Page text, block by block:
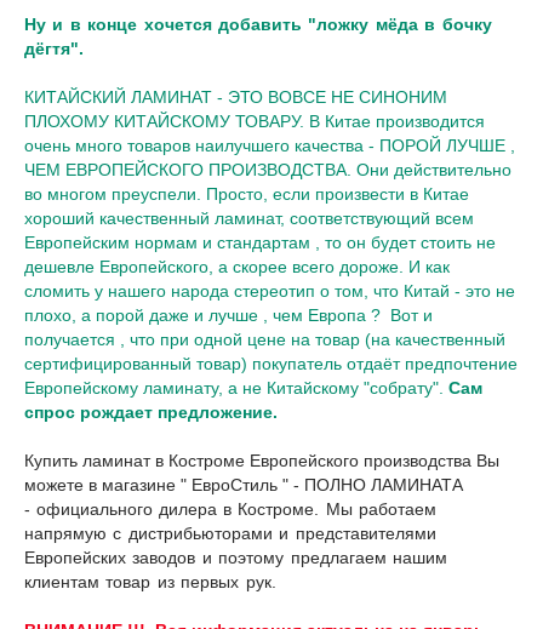
Ну и в конце хочется добавить "ложку мёда в бочку
дёгтя".
КИТАЙСКИЙ ЛАМИНАТ - ЭТО ВОВСЕ НЕ СИНОНИМ
ПЛОХОМУ КИТАЙСКОМУ ТОВАРУ. В Китае производится
очень много товаров наилучшего качества - ПОРОЙ ЛУЧШЕ ,
ЧЕМ ЕВРОПЕЙСКОГО ПРОИЗВОДСТВА. Они действительно
во многом преуспели. Просто, если произвести в Китае
хороший качественный ламинат, соответствующий всем
Европейским нормам и стандартам , то он будет стоить не
дешевле Европейского, а скорее всего дороже. И как
сломить у нашего народа стереотип о том, что Китай - это не
плохо, а порой даже и лучше , чем Европа ? Вот и
получается , что при одной цене на товар (на качественный
сертифицированный товар) покупатель отдаёт предпочтение
Европейскому ламинату, а не Китайскому "собрату". Сам
спрос рождает предложение.
Купить ламинат в Костроме Европейского производства Вы
можете в магазине " ЕвроСтиль " - ПОЛНО ЛАМИНАТА
- официального дилера в Костроме . Мы работаем
напрямую с дистрибьюторами и представителями
Европейских заводов и поэтому предлагаем нашим
клиентам товар из первых рук.